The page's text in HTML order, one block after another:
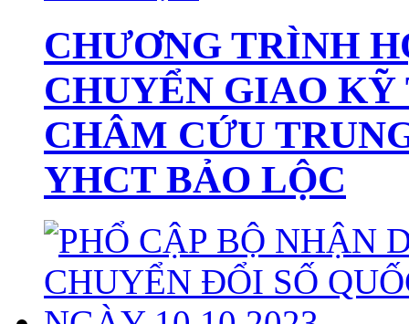
CHƯƠNG TRÌNH
CHUYỂN GIAO
CHÂM CỨU
YHCT BẢO LỘC